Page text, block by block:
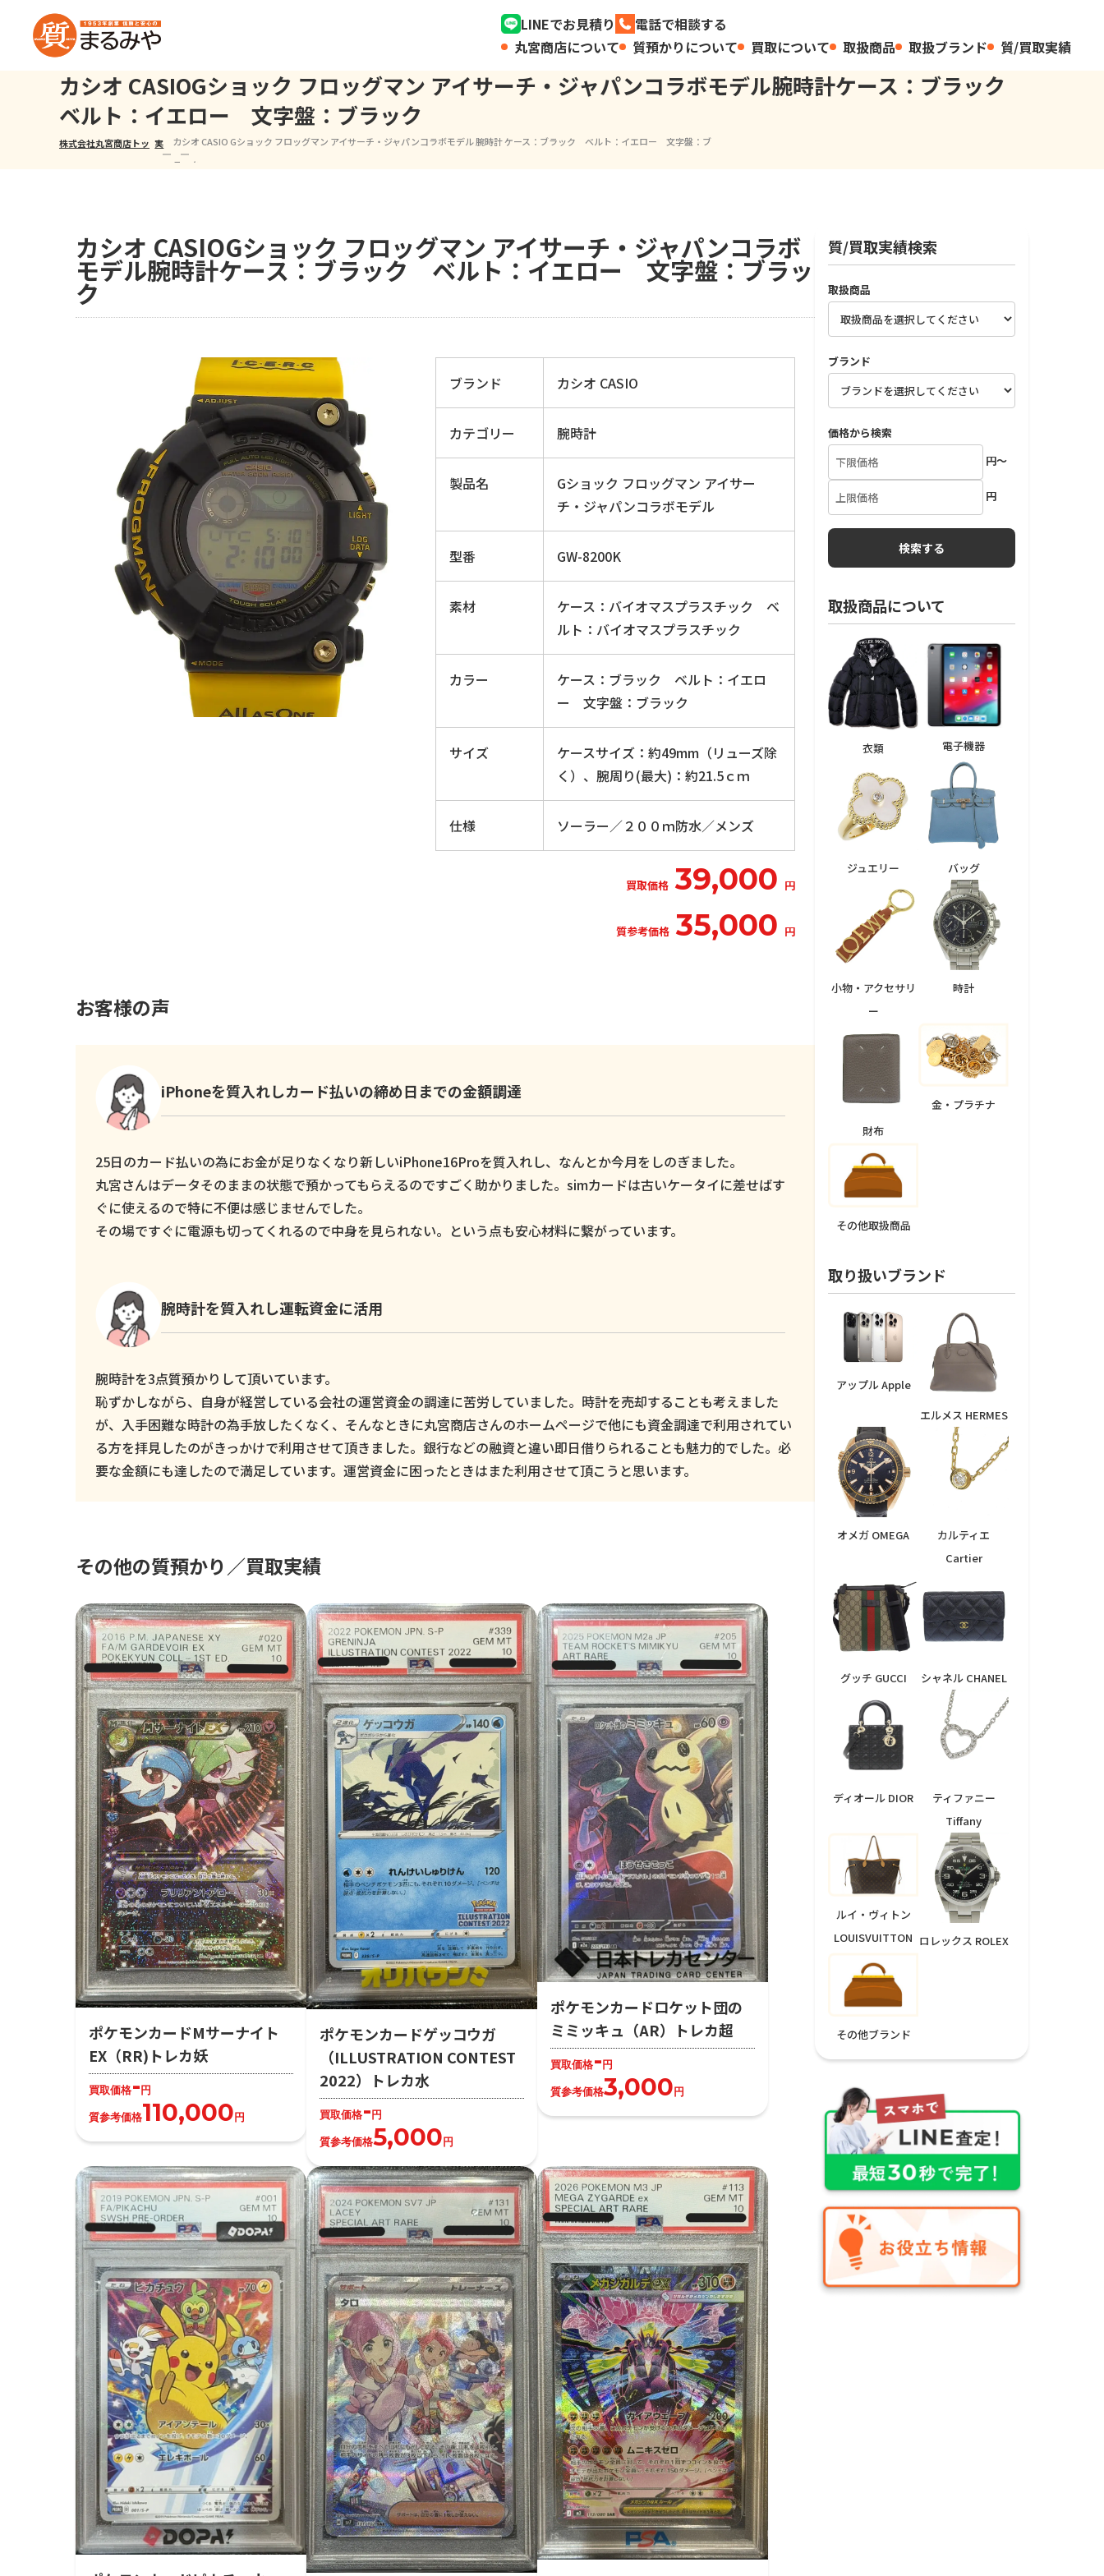
LINEでお見積り
電話で相談する
丸宮商店について
質預かりについて 買取について 取扱商品 取扱ブランド 質/買取実績
カシオ CASIOGショック フロッグマン アイサーチ・ジャパンコラボモデル腕時計ケース：ブラック
ベルト：イエロー 文字盤：ブラック
株式会社丸宮商店トッ 実
カシオ CASIO Gショック フロッグマン アイサーチ・ジャパンコラボモデル 腕時計 ケース：ブラック ベルト：イエロー 文字盤：ブ
ラック
カシオ CASIOGショック フロッグマン アイサーチ・ジャパンコラボ
モデル腕時計ケース：ブラック ベルト：イエロー 文字盤：ブラッ
ク
ブランド カシオ CASIO
カテゴリー 腕時計
製品名
Gショック フロッグマン アイサー
チ・ジャパンコラボモデル
型番 GW-8200K
素材
ケース：バイオマスプラスチック ベ
ルト：バイオマスプラスチック
カラー
ケース：ブラック ベルト：イエロ
ー 文字盤：ブラック
サイズ
ケースサイズ：約49mm（リューズ除
く）、腕周り(最大)：約21.5ｃｍ
仕様 ソーラー／２００ｍ防水／メンズ
買取価格 39,000 円
質参考価格 35,000 円
お客様の声
iPhoneを質入れしカード払いの締め日までの金額調達
25日のカード払いの為にお金が足りなくなり新しいiPhone16Proを質入れし、なんとか今月をしのぎました。
丸宮さんはデータそのままの状態で預かってもらえるのですごく助かりました。simカードは古いケータイに差せばす
ぐに使えるので特に不便は感じませんでした。
その場ですぐに電源も切ってくれるので中身を見られない。という点も安心材料に繋がっています。
腕時計を質入れし運転資金に活用
腕時計を3点質預かりして頂いています。
恥ずかしながら、自身が経営している会社の運営資金の調達に苦労していました。時計を売却することも考えました
が、入手困難な時計の為手放したくなく、そんなときに丸宮商店さんのホームページで他にも資金調達で利用されてい
る方を拝見したのがきっかけで利用させて頂きました。銀行などの融資と違い即日借りられることも魅力的でした。必
要な金額にも達したので満足しています。運営資金に困ったときはまた利用させて頂こうと思います。
その他の質預かり／買取実績
ポケモンカードMサーナイト
EX（RR)トレカ妖
買取価格-円
質参考価格110,000円
ポケモンカードゲッコウガ
（ILLUSTRATION CONTEST
2022）トレカ水
買取価格-円
質参考価格5,000円
ポケモンカードロケット団の
ミミッキュ（AR）トレカ超
買取価格-円
質参考価格3,000円
質/買取実績検索
取扱商品
ブランド
価格から検索
円～
円
取扱商品について
衣類 電子機器
ジュエリー バッグ
小物・アクセサリ
ー
時計
財布
金・プラチナ
その他取扱商品
取り扱いブランド
アップル Apple
エルメス HERMES
オメガ OMEGA
カルティエ
Cartier
グッチ GUCCI シャネル CHANEL
ディオール DIOR
ティファニー
Tiffany
ルイ・ヴィトン
LOUISVUITTON ロレックス ROLEX
その他ブランド